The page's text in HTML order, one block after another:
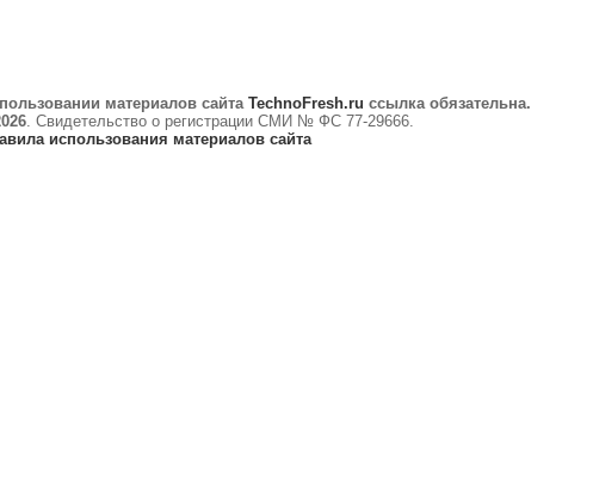
материалов сайта TechnoFresh.ru ссылка обязательна.
. Свидетельство о регистрации СМИ № ФС 77-29666.
использования материалов сайта